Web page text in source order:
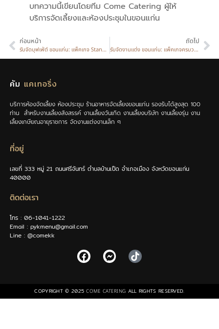
บทความนี้เขียนโดยทีม Come Catering ผู้ให้
บริการจัดเลี้ยงและห้องประชุมในขอนแก่น
ก่อนหน้า
รับจัดบุฟเฟ่ต์ ขอนแก่น: แพ็คเกจ Standard 299 บาท vs Premium 389 บาท
ถัดไป
รับจัดงานแต่ง ขอนแก่น: แพ็คเกจครบวงจร 119,900 บาท รวมพิธีการ + โต๊ะจีน 20 โต๊ะ
คัม แคเทอริ่ง
บริการห้องจัดเลี้ยง ห้องประชุม ร้านอาหารจัดเลี้ยงขอนแก่น รองรับได้สูงสุด 100
ท่าน สำหรับงานเลี้ยงสังสรรค์ งานเลี้ยงวันเกิด งานเลี้ยงบริษัท งานเลี้ยงรุ่น งาน
เลี้ยงเกษียณอายุราชการ จัดงานแต่งงานเล็ก ๆ
ที่อยู่
เลขที่ 333 หมู่ 21 ถนนศรีจันทร์ ตำบลบ้านเป็ด อำเภอเมือง จังหวัดขอนแก่น
40000
ติดต่อเรา
โทร : 06-1041-1222
Email : pykmenu@gmail.com
Line : @comekk
COPYRIGHT © 2025COME CATERING ALL RIGHTS RESERVED.